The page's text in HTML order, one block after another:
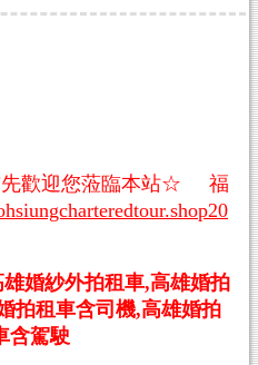
歡迎您蒞臨本站☆ 福
雄婚紗外拍租車,高雄婚拍
拍租車含司機,高雄婚拍
含駕駛